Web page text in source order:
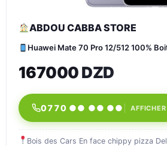
ABDOU CABBA STORE
Huawei Mate 70 Pro 12/512 100%
167000 DZD
0770 ●● ●● ●● AFFICHER
Bois des Cars En face chippy pizza